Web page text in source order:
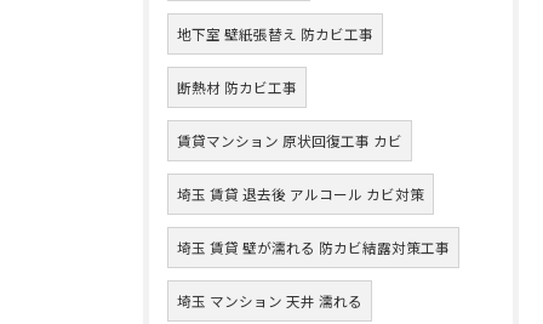
地下室 壁紙張替え 防カビ工事
断熱材 防カビ工事
賃貸マンション 原状回復工事 カビ
埼玉 賃貸 退去後 アルコール カビ対策
埼玉 賃貸 壁が濡れる 防カビ結露対策工事
埼玉 マンション 天井 濡れる